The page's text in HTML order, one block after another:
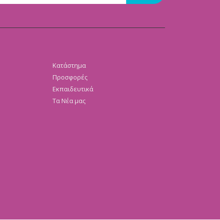
Κατάστημα
Προσφορές
Εκπαιδευτικά
Τα Νέα μας